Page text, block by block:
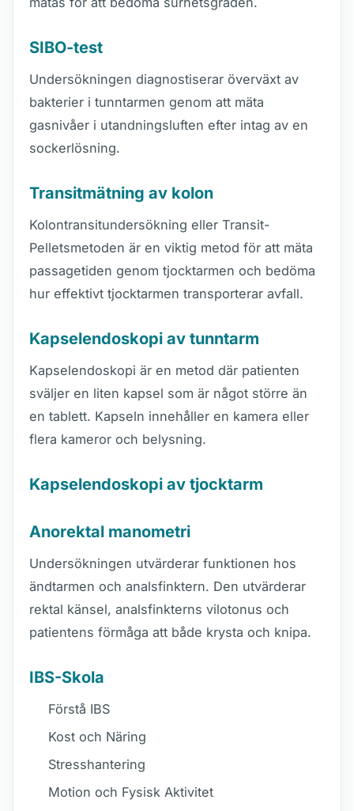
SIBO-test
Undersökningen diagnostiserar överväxt av
bakterier i tunntarmen genom att mäta
gasnivåer i utandningsluften efter intag av en
sockerlösning.
Transitmätning av kolon
Kolontransitundersökning eller Transit-
Pelletsmetoden är en viktig metod för att mäta
passagetiden genom tjocktarmen och bedöma
hur effektivt tjocktarmen transporterar avfall.
Kapselendoskopi av tunntarm
Kapselendoskopi är en metod där patienten
sväljer en liten kapsel som är något större än
en tablett. Kapseln innehåller en kamera eller
flera kameror och belysning.
Kapselendoskopi av tjocktarm
Anorektal manometri
Undersökningen utvärderar funktionen hos
ändtarmen och analsfinktern. Den utvärderar
rektal känsel, analsfinkterns vilotonus och
patientens förmåga att både krysta och knipa.
IBS-Skola
Förstå IBS
Kost och Näring
Stresshantering
Motion och Fysisk Aktivitet